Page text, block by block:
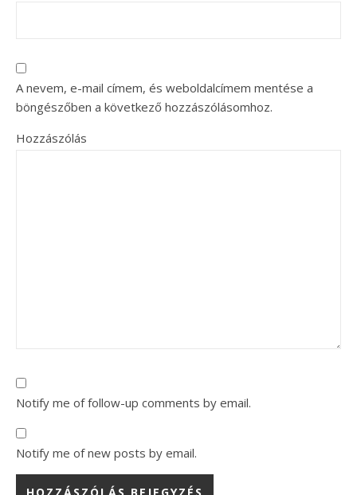
A nevem, e-mail címem, és weboldalcímem mentése a
böngészőben a következő hozzászólásomhoz.
Hozzászólás
Notify me of follow-up comments by email.
Notify me of new posts by email.